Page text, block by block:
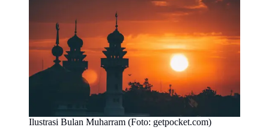
Ilustrasi Bulan Muharram (Foto: getpocket.com)